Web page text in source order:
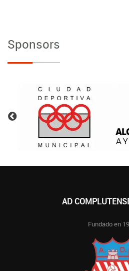
Sponsors
AD
Fundado en